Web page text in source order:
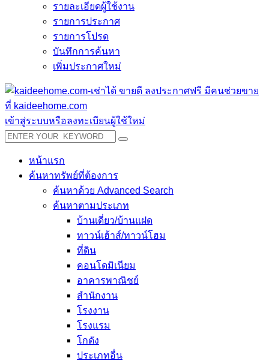
รายละเอียดผู้ใช้งาน
รายการประกาศ
รายการโปรด
บันทึกการค้นหา
เพิ่มประกาศใหม่
เข้าสู่ระบบหรือลงทะเบียนผู้ใช้ใหม่
หน้าแรก
ค้นหาทรัพย์ที่ต้องการ
ค้นหาด้วย Advanced Search
ค้นหาตามประเภท
บ้านเดี่ยว/บ้านแฝด
ทาวน์เฮ้าส์/ทาวน์โฮม
ที่ดิน
คอนโดมิเนียม
อาคารพาณิชย์
สำนักงาน
โรงงาน
โรงแรม
โกดัง
ประเภทอื่น